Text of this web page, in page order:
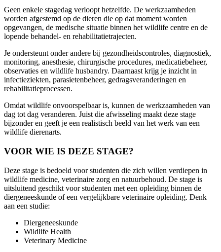
Geen enkele stagedag verloopt hetzelfde. De werkzaamheden
worden afgestemd op de dieren die op dat moment worden
opgevangen, de medische situatie binnen het wildlife centre en de
lopende behandel- en rehabilitatietrajecten.
Je ondersteunt onder andere bij gezondheidscontroles, diagnostiek,
monitoring, anesthesie, chirurgische procedures, medicatiebeheer,
observaties en wildlife husbandry. Daarnaast krijg je inzicht in
infectieziekten, parasietenbeheer, gedragsveranderingen en
rehabilitatieprocessen.
Omdat wildlife onvoorspelbaar is, kunnen de werkzaamheden van
dag tot dag veranderen. Juist die afwisseling maakt deze stage
bijzonder en geeft je een realistisch beeld van het werk van een
wildlife dierenarts.
VOOR WIE IS DEZE STAGE?
Deze stage is bedoeld voor studenten die zich willen verdiepen in
wildlife medicine, veterinaire zorg en natuurbehoud. De stage is
uitsluitend geschikt voor studenten met een opleiding binnen de
diergeneeskunde of een vergelijkbare veterinaire opleiding. Denk
aan een studie:
Diergeneeskunde
Wildlife Health
Veterinary Medicine